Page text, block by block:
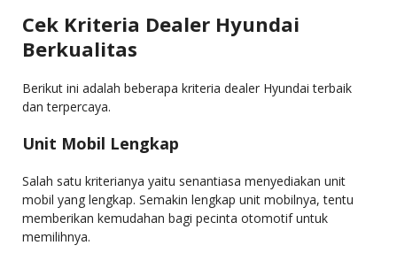
Cek Kriteria Dealer Hyundai
Berkualitas
Berikut ini adalah beberapa kriteria dealer Hyundai terbaik
dan terpercaya.
Unit Mobil Lengkap
Salah satu kriterianya yaitu senantiasa menyediakan unit
mobil yang lengkap. Semakin lengkap unit mobilnya, tentu
memberikan kemudahan bagi pecinta otomotif untuk
memilihnya.